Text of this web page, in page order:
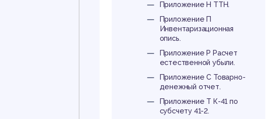
Приложение Н ТТН.
Приложение П
Инвентаризационная
опись.
Приложение Р Расчет
естественной убыли.
Приложение С Товарно-
денежный отчет.
Приложение Т К-41 по
субсчету 41-2.